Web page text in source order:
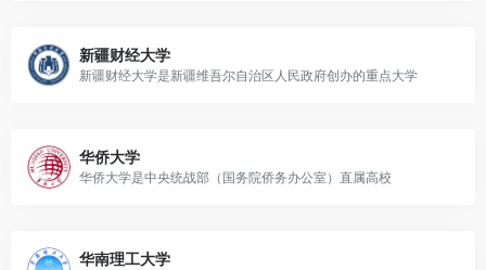
新疆财经大学
新疆财经大学是新疆维吾尔自治区人民政府创办的重点大学
华侨大学
华侨大学是中央统战部（国务院侨务办公室）直属高校
华南理工大学